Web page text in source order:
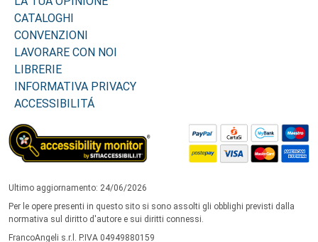
CATALOGHI
CONVENZIONI
LAVORARE CON NOI
LIBRERIE
INFORMATIVA PRIVACY
ACCESSIBILITÁ
Ultimo aggiornamento: 24/06/2026
Per le opere presenti in questo sito si sono assolti gli obblighi previsti dalla
normativa sul diritto d'autore e sui diritti connessi.
FrancoAngeli s.r.l. P.IVA 04949880159